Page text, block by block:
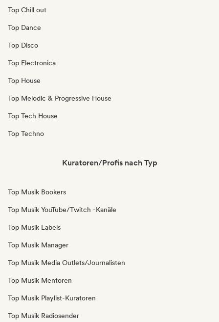
Top Chill out
Top Dance
Top Disco
Top Electronica
Top House
Top Melodic & Progressive House
Top Tech House
Top Techno
Kuratoren/Profis nach Typ
Top Musik Bookers
Top Musik YouTube/Twitch -Kanäle
Top Musik Labels
Top Musik Manager
Top Musik Media Outlets/Journalisten
Top Musik Mentoren
Top Musik Playlist-Kuratoren
Top Musik Radiosender